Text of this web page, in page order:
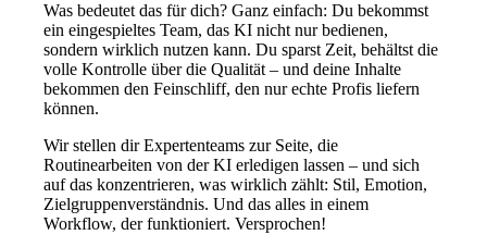
Was bedeutet das für dich? Ganz einfach: Du bekommst
ein eingespieltes Team, das KI nicht nur bedienen,
sondern wirklich nutzen kann. Du sparst Zeit, behältst die
volle Kontrolle über die Qualität – und deine Inhalte
bekommen den Feinschliff, den nur echte Profis liefern
können.
Wir stellen dir Expertenteams zur Seite, die
Routinearbeiten von der KI erledigen lassen – und sich
auf das konzentrieren, was wirklich zählt: Stil, Emotion,
Zielgruppenverständnis. Und das alles in einem
Workflow, der funktioniert. Versprochen!